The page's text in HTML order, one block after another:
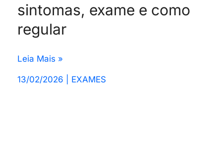
sintomas, exame e como
regular
Leia Mais »
13/02/2026 EXAMES